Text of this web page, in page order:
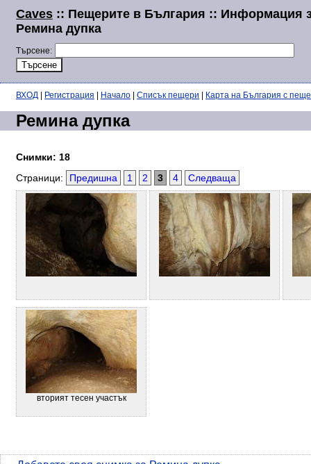
Caves :: Пещерите в България :: Информация
Ремина дупка
Търсене:
ВХОД Регистрация Начало Списък пещери Карта на България с
Ремина дупка
Снимки: 18
Страници:
Предишна 1 2 3 4 Следваща
вторият тесен участък